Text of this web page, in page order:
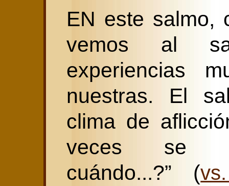
EN este salmo,
vemos al
experiencias
nuestras. El
clima de
veces se
cuándo...?” (